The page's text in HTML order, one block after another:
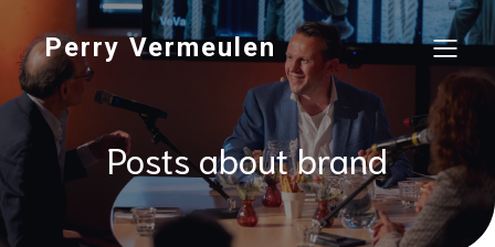
Perry Vermeulen
Posts about brand